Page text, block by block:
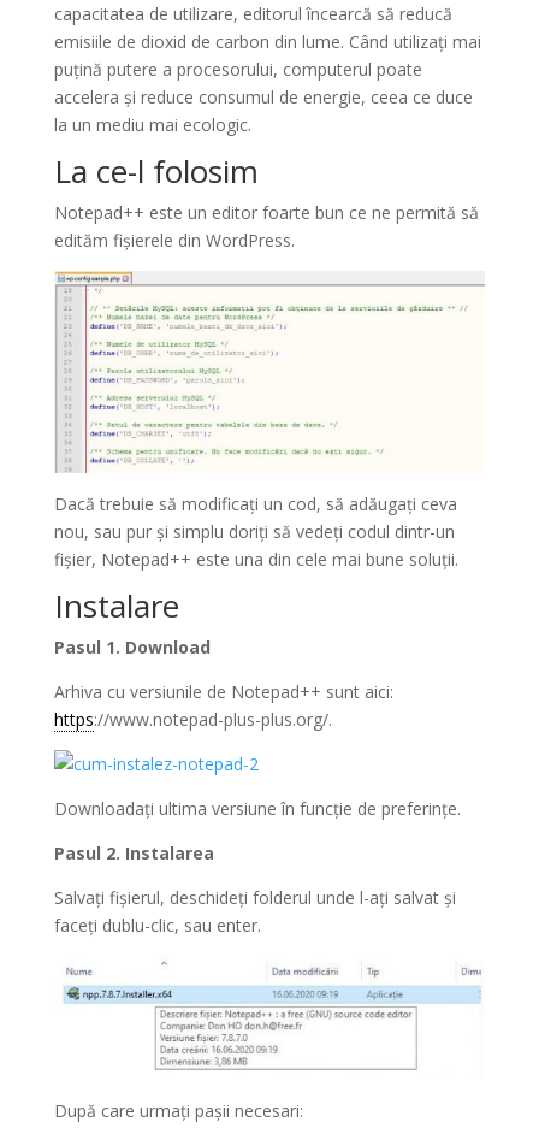
capacitatea de utilizare, editorul încearcă să reducă
emisiile de dioxid de carbon din lume. Când utilizați mai
puțină putere a procesorului, computerul poate
accelera și reduce consumul de energie, ceea ce duce
la un mediu mai ecologic.
La ce-l folosim
Notepad++ este un editor foarte bun ce ne permită să
edităm fișierele din WordPress.
Dacă trebuie să modificați un cod, să adăugați ceva
nou, sau pur și simplu doriți să vedeți codul dintr-un
fișier, Notepad++ este una din cele mai bune soluții.
Instalare
Pasul 1. Download
Arhiva cu versiunile de Notepad++ sunt aici:
https://www.notepad-plus-plus.org/.
Downloadați ultima versiune în funcție de preferințe.
Pasul 2. Instalarea
Salvați fișierul, deschideți folderul unde l-ați salvat și
faceți dublu-clic, sau enter.
După care urmați pașii necesari: